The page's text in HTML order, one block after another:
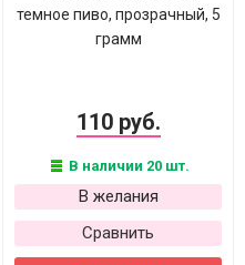
темное пиво, прозрачный, 5
грамм
110 руб.
В наличии 20 шт.
В желания
Сравнить